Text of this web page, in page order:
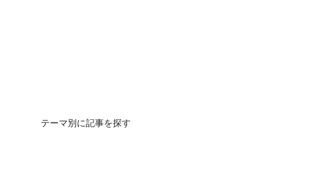
団地の買いかたテーマ別に記事を探す